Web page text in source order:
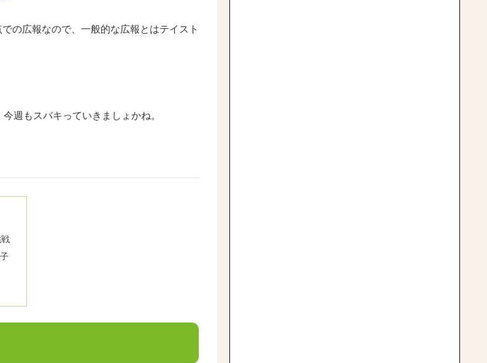
の広報なので、一般的な広報とはテイスト
週もスバキっていきましょかね。